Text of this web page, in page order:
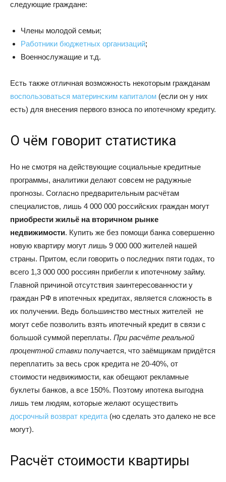
следующие граждане:
Члены молодой семьи;
Работники бюджетных организаций;
Военнослужащие и т.д.
Есть также отличная возможность некоторым гражданам
воспользоваться материнским капиталом (если он у них
есть) для внесения первого взноса по ипотечному кредиту.
О чём говорит статистика
Но не смотря на действующие социальные кредитные
программы, аналитики делают совсем не радужные
прогнозы. Согласно предварительным расчётам
специалистов, лишь 4 000 000 российских граждан могут
приобрести жильё на вторичном рынке
недвижимости. Купить же без помощи банка совершенно
новую квартиру могут лишь 9 000 000 жителей нашей
страны. Притом, если говорить о последних пяти годах, то
всего 1,3 000 000 россиян прибегли к ипотечному займу.
Главной причиной отсутствия заинтересованности у
граждан РФ в ипотечных кредитах, является сложность в
их получении. Ведь большинство местных жителей не
могут себе позволить взять ипотечный кредит в связи с
большой суммой переплаты. При расчёте реальной
процентной ставки получается, что заёмщикам придётся
переплатить за весь срок кредита не 20-40%, от
стоимости недвижимости, как обещают рекламные
буклеты банков, а все 150%. Поэтому ипотека выгодна
лишь тем людям, которые желают осуществить
досрочный возврат кредита (но сделать это далеко не все
могут).
Расчёт стоимости квартиры